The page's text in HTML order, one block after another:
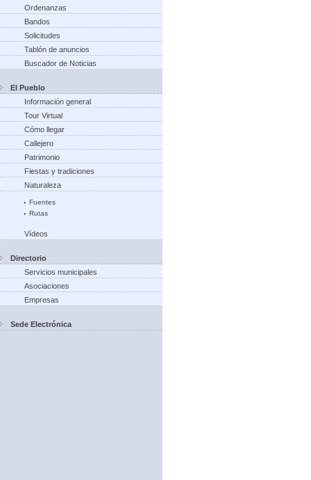
Ordenanzas
Bandos
Solicitudes
Tablón de anuncios
Buscador de Noticias
El Pueblo
Información general
Tour Virtual
Cómo llegar
Callejero
Patrimonio
Fiestas y tradiciones
Naturaleza
Fuentes
Rutas
Vídeos
Directorio
Servicios municipales
Asociaciones
Empresas
Sede Electrónica